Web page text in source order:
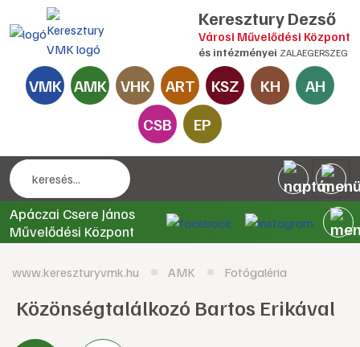
Keresztury Dezső
Városi Művelődési Központ
és intézményei ZALAEGERSZEG
VMK AMK VHK ART KSZ KH
AH
CSB
EP
Apáczai Csere János
Művelődési Központ
www.kereszturyvmk.hu AMK Fotógaléria
Közönségtalálkozó Bartos Erikával